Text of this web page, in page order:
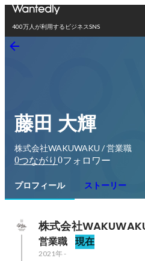
400万人が利用するビジネスSNS
藤田 大輝
株式会社WAKUWAKU / 営業職
0つながり 0フォロワー
プロフィール ストーリー
株式会社
営業職 現在
2021年-